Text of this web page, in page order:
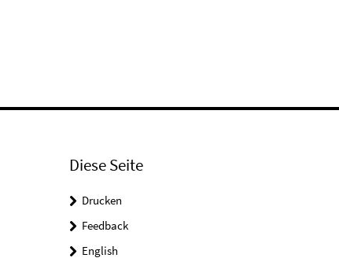
Diese Seite
Drucken
Feedback
English